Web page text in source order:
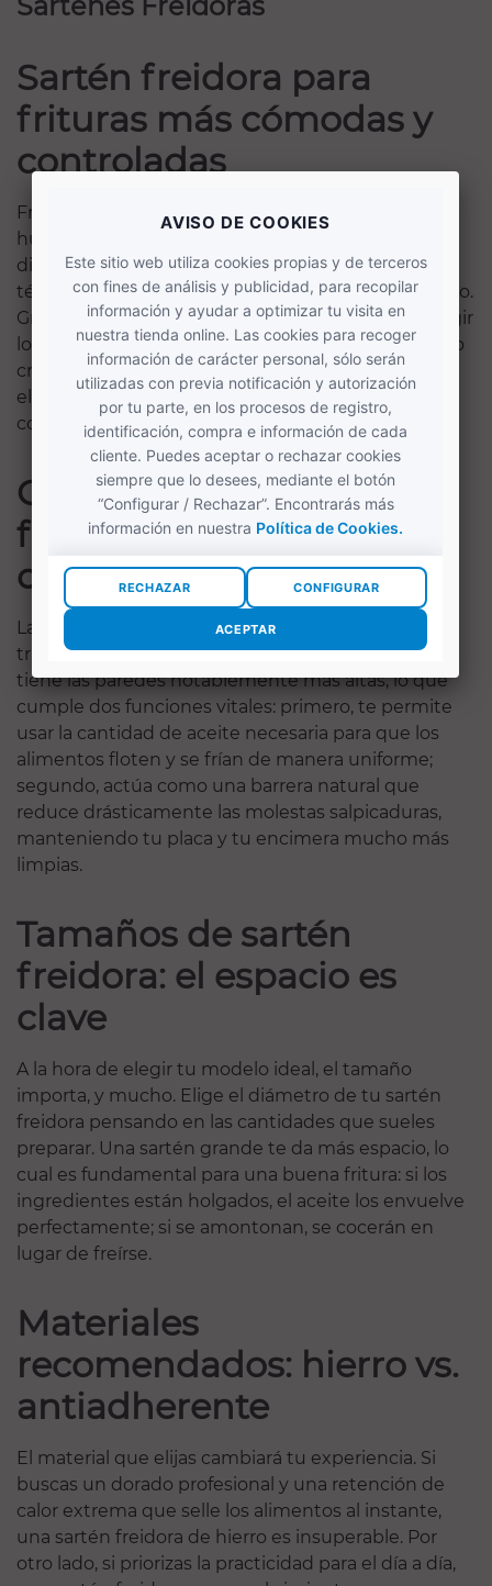
Sartén freidora para
frituras más cómodas y
controladas
Freír en casa no tiene por qué ser sinónimo de
humo, manchas y estrés. La sartén freidora está
diseñada específicamente para transformar esta
técnica de cocción en un proceso cómodo y seguro.
Gracias a su diseño optimizado, te permite sumergir
los alimentos correctamente, logrando ese ansiado
crujiente exterior dorado y un interior tierno, todo
ello manteniendo el control absoluto sobre tu
cocina.
Qué es una sartén
freidora (y por qué tu
cocina la necesita)
La diferencia fundamental frente a una sartén
tradicional es su profundidad. Una sartén freidora
tiene las paredes notablemente más altas, lo que
cumple dos funciones vitales: primero, te permite
usar la cantidad de aceite necesaria para que los
alimentos floten y se frían de manera uniforme;
segundo, actúa como una barrera natural que
reduce drásticamente las molestas salpicaduras,
manteniendo tu placa y tu encimera mucho más
limpias.
Tamaños de sartén
freidora: el espacio es
clave
A la hora de elegir tu modelo ideal, el tamaño
importa, y mucho. Elige el diámetro de tu sartén
freidora pensando en las cantidades que sueles
preparar. Una sartén grande te da más espacio, lo
cual es fundamental para una buena fritura: si los
ingredientes están holgados, el aceite los envuelve
perfectamente; si se amontonan, se cocerán en
lugar de freírse.
Materiales
recomendados: hierro vs.
antiadherente
El material que elijas cambiará tu experiencia. Si
buscas un dorado profesional y una retención de
calor extrema que selle los alimentos al instante,
una sartén freidora de hierro es insuperable. Por
otro lado, si priorizas la practicidad para el día a día,